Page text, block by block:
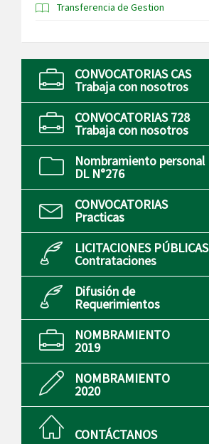
Transferencia de Gestion
CONVOCATORIAS CAS
Trabaja con nosotros
CONVOCATORIAS 728
Trabaja con nosotros
Nombramiento personal
DL N°276
CONVOCATORIAS
Practicas
LICITACIONES PÚBLICAS
Contrataciones
Difusión de
Requerimientos
NOMBRAMIENTO
2019
NOMBRAMIENTO
2020
CONTÁCTANOS